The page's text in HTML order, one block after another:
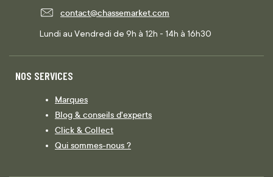
contact@chassemarket.com
Lundi au Vendredi de 9h à 12h - 14h à 16h30
NOS SERVICES
Marques
Blog & conseils d'experts
Click & Collect
Qui sommes-nous ?